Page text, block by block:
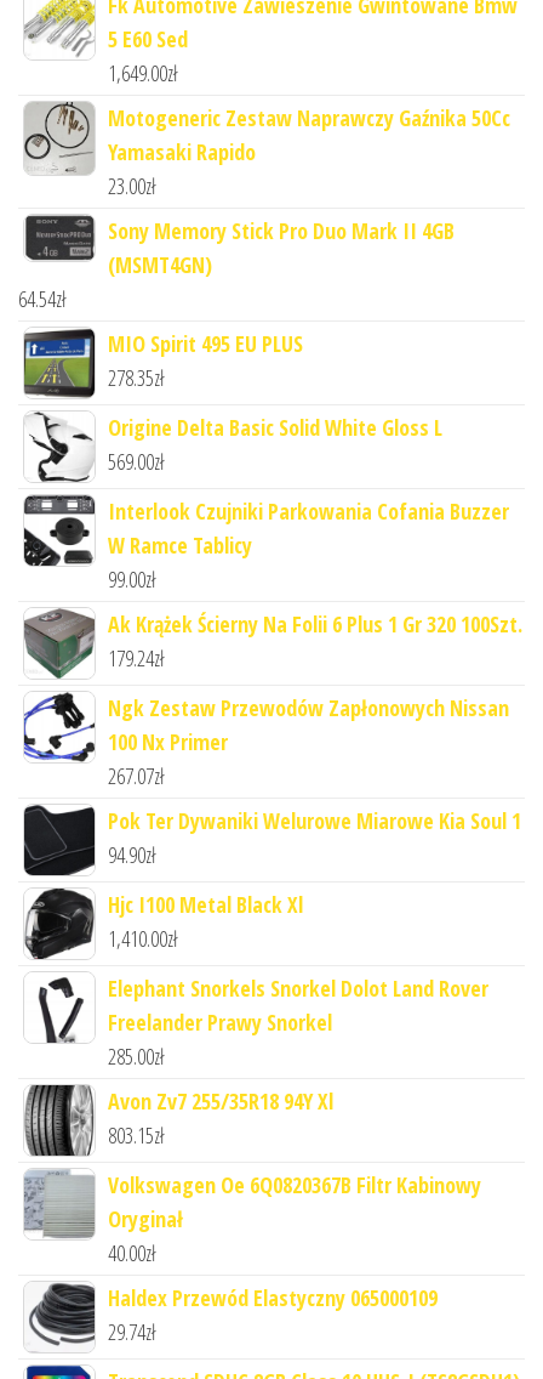
5 E60 Sed
1,649.00zł
Motogeneric Zestaw Naprawczy Gaźnika 50Cc
Yamasaki Rapido
23.00zł
Sony Memory Stick Pro Duo Mark II 4GB
(MSMT4GN)
64.54zł
MIO Spirit 495 EU PLUS
278.35zł
Origine Delta Basic Solid White Gloss L
569.00zł
Interlook Czujniki Parkowania Cofania Buzzer
W Ramce Tablicy
99.00zł
Ak Krążek Ścierny Na Folii 6 Plus 1 Gr 320 100Szt.
179.24zł
Ngk Zestaw Przewodów Zapłonowych Nissan
100 Nx Primer
267.07zł
Pok Ter Dywaniki Welurowe Miarowe Kia Soul 1
94.90zł
Hjc I100 Metal Black Xl
1,410.00zł
Elephant Snorkels Snorkel Dolot Land Rover
Freelander Prawy Snorkel
285.00zł
Avon Zv7 255/35R18 94Y Xl
803.15zł
Volkswagen Oe 6Q0820367B Filtr Kabinowy
Oryginał
40.00zł
Haldex Przewód Elastyczny 065000109
29.74zł